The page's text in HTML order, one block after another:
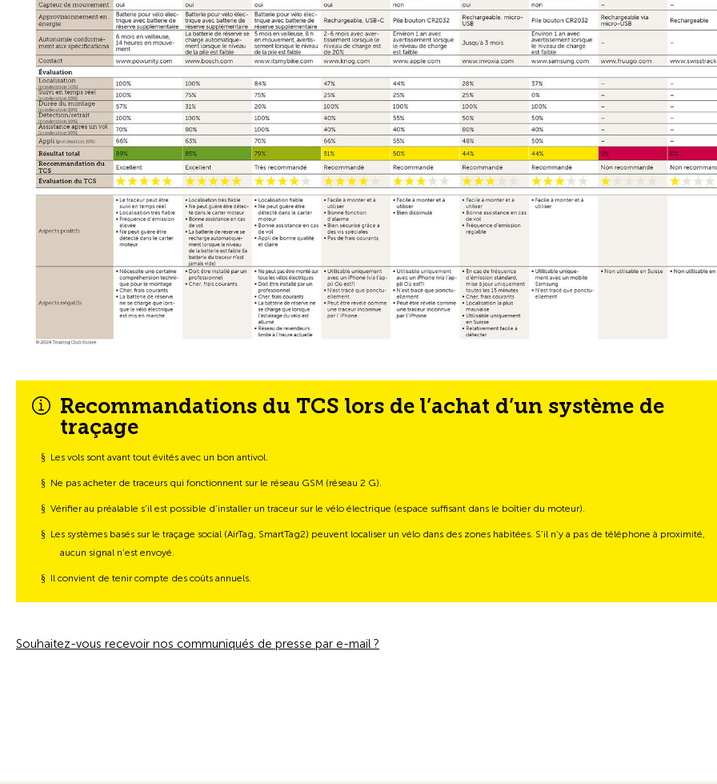
Recommandations du TCS lors de l’achat d’un système de
traçage
§ Les vols sont avant tout évités avec un bon antivol.
§ Ne pas acheter de traceurs qui fonctionnent sur le réseau GSM (réseau 2 G).
§ Vérifier au préalable s’il est possible d’installer un traceur sur le vélo électrique (espace suffisant dans le boîtier du moteur).
§ Les systèmes basés sur le traçage social (AirTag, SmartTag2) peuvent localiser un vélo dans des zones habitées. S’il n’y a pas de téléphone à proximité,
aucun signal n’est envoyé.
§ Il convient de tenir compte des coûts annuels.
Souhaitez-vous recevoir nos communiqués de presse par e-mail ?